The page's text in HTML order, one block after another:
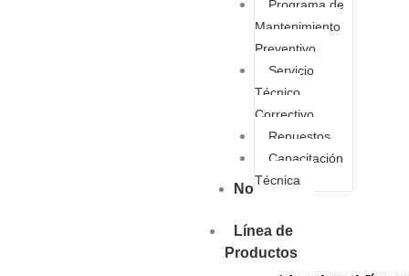
Programa de
Mantenimiento
Preventivo
Servicio
Técnico
Correctivo
Repuestos
Capacitación
Técnica
Nosotros
Línea de
Productos